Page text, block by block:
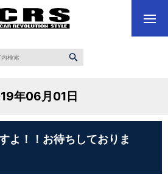
年06月01日
よ！！お待ちしておりま